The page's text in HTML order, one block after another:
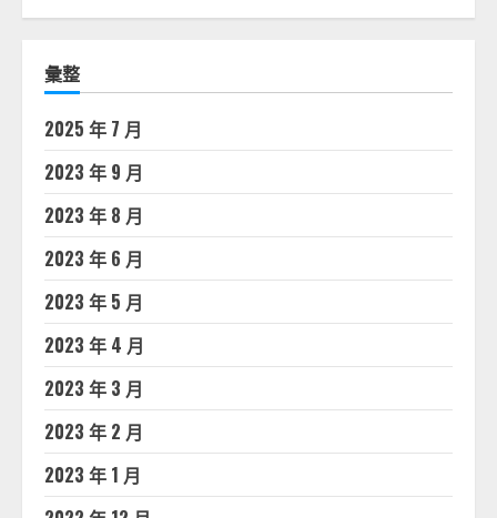
彙整
2025 年 7 月
2023 年 9 月
2023 年 8 月
2023 年 6 月
2023 年 5 月
2023 年 4 月
2023 年 3 月
2023 年 2 月
2023 年 1 月